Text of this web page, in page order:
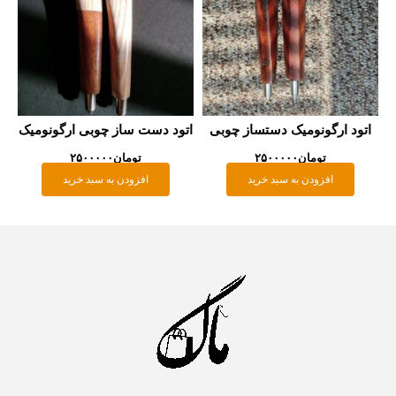
ارگونومیک دستساز چوبی
۲۵۰۰۰۰۰
افزودن به سبد خرید
اتود دست ساز چوبی ارگونومیک
۲۵۰۰۰۰۰
افزودن به سبد خرید